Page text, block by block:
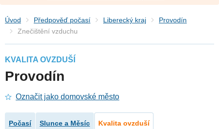
Úvod Předpověď počasí Liberecký kraj
Provodín
Znečištění vzduchu
KVALITA OVZDUŠÍ
Provodín
Označit jako domovské město
Počasí Slunce a Měsíc Kvalita ovzduší